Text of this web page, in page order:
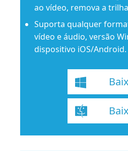
ao vídeo, remova a
Suporta qualquer
vídeo e áudio, versão
dispositivo iOS/Android.